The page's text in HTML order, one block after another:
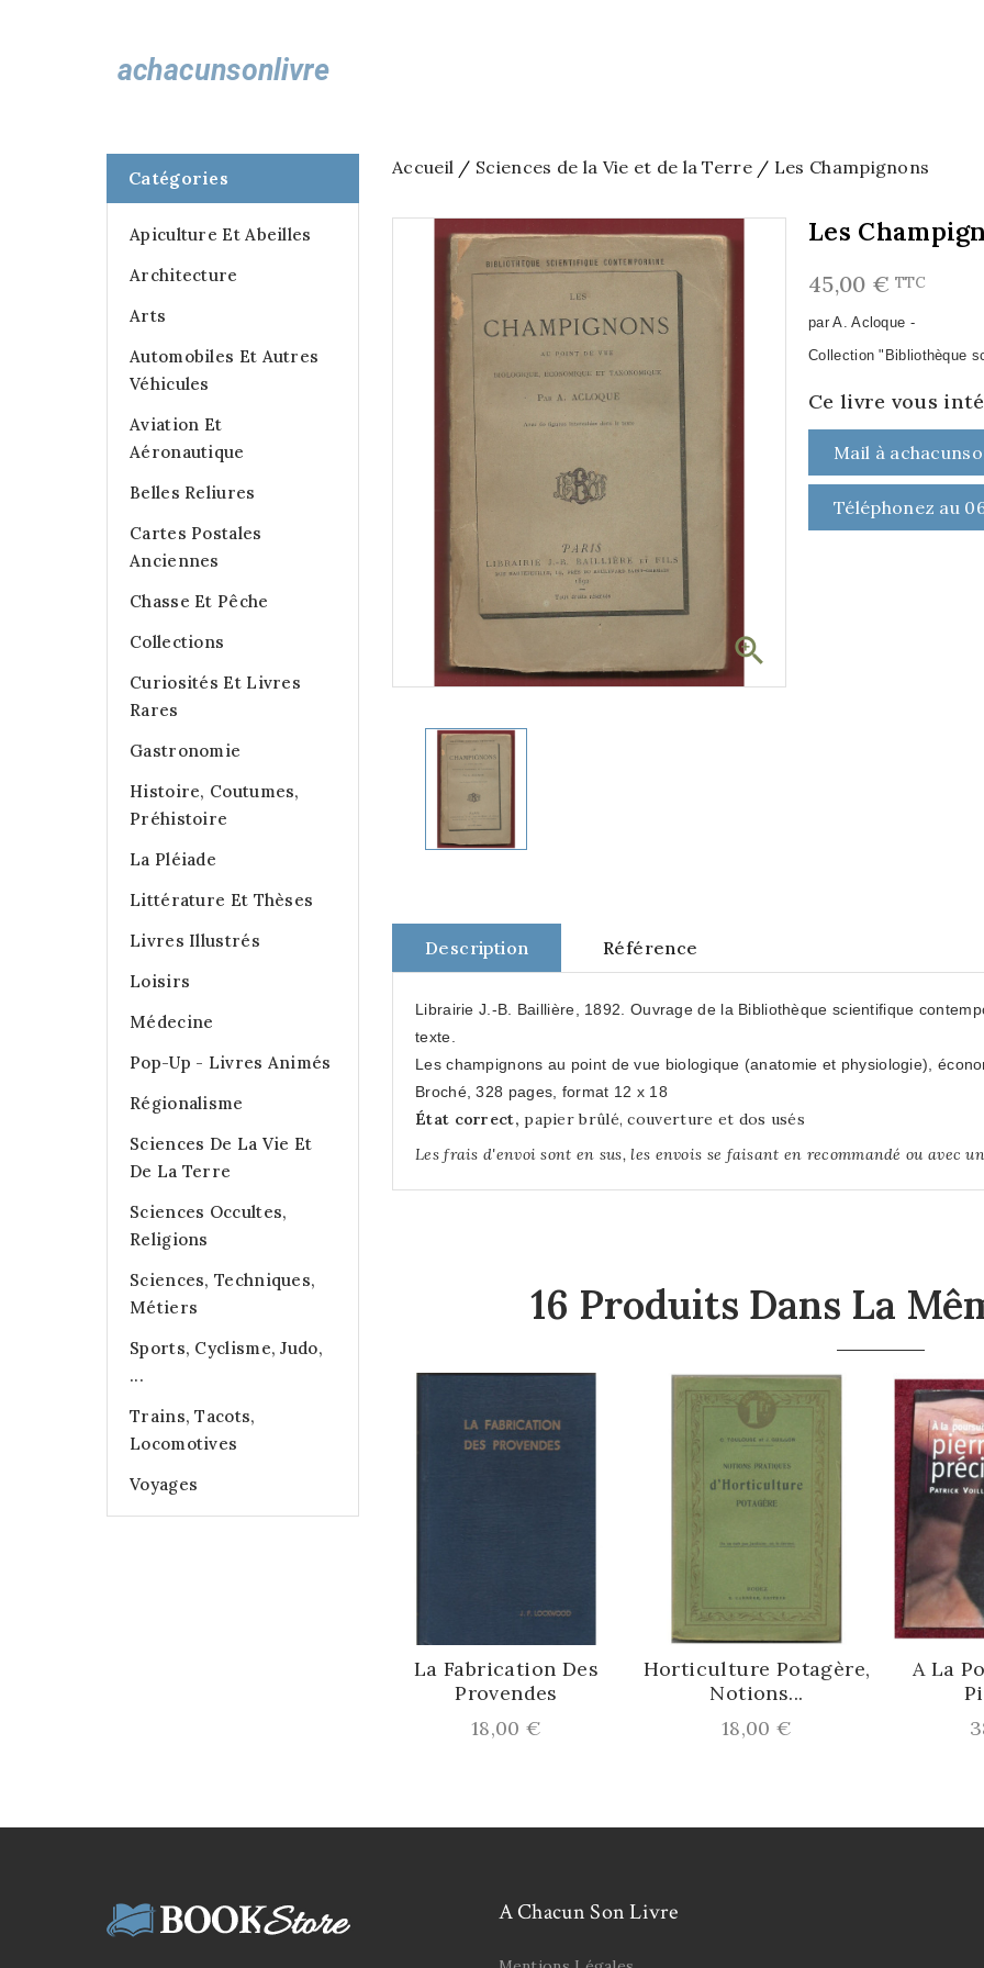
Catégories
Apiculture Et Abeilles
Architecture
Arts
Automobiles Et Autres
Véhicules
Aviation Et
Aéronautique
Belles Reliures
Cartes Postales
Anciennes
Chasse Et Pêche
Collections
Curiosités Et Livres
Rares
Gastronomie
Histoire, Coutumes,
Préhistoire
La Pléiade
Littérature Et Thèses
Livres Illustrés
Loisirs
Médecine
Pop-Up - Livres Animés
Régionalisme
Sciences De La Vie Et
De La Terre
Sciences Occultes,
Religions
Sciences, Techniques,
Métiers
Sports, Cyclisme, Judo,
...
Trains, Tacots,
Locomotives
Voyages
Accueil Sciences de la Vie et de la Terre Les Champignons

Les
45,00 € TTC
par A. Acloque -
Collection "Bibliothèque
Ce livre vous
Mail à
Téléphonez au
Description Référence
Librairie J.-B. Baillière, 1892. Ouvrage de la Bibliothèque scientifique
texte.
Les champignons au point de vue biologique (anatomie et physiologie),
Broché, 328 pages, format 12 x 18
État correct, papier brûlé, couverture et dos usés
Les frais d'envoi sont en sus, les envois se faisant en recommandé ou avec
16 Produits Dans La
La Fabrication Des
Provendes
Prix
18,00 €
Horticulture Potagère,
Notions...
Prix
18,00 €
A La
A Chacun Son Livre